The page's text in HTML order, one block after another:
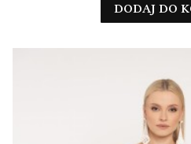
DODAJ DO